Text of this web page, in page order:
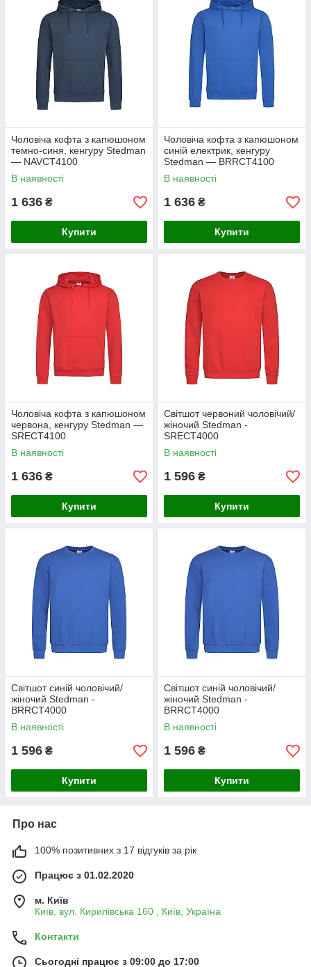
Чоловіча кофта з капюшоном
темно-синя, кенгуру Stedman
— NAVСТ4100
В наявності
1 636 ₴
Купити
Чоловіча кофта з капюшоном
синій електрик, кенгуру
Stedman — BRRСТ4100
В наявності
1 636 ₴
Купити
Чоловіча кофта з капюшоном
червона, кенгуру Stedman —
SREСТ4100
В наявності
1 636 ₴
Купити
Світшот червоний чоловічий/
жіночий Stedman -
SRECТ4000
В наявності
1 596 ₴
Купити
Світшот синій чоловічий/
жіночий Stedman -
BRRCТ4000
В наявності
1 596 ₴
Купити
Світшот синій чоловічий/
жіночий Stedman -
BRRCТ4000
В наявності
1 596 ₴
Купити
Про нас
100% позитивних з 17 відгуків за рік
Працює з 01.02.2020
м. Київ
Київ, вул. Кирилівська 160 , Київ, Україна
Контакти
Сьогодні працює з 09:00 до 17:00